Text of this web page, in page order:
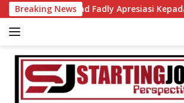
Langsung
ke
konten
Breaking News
Ahmad Fadly Apresiasi Kepada